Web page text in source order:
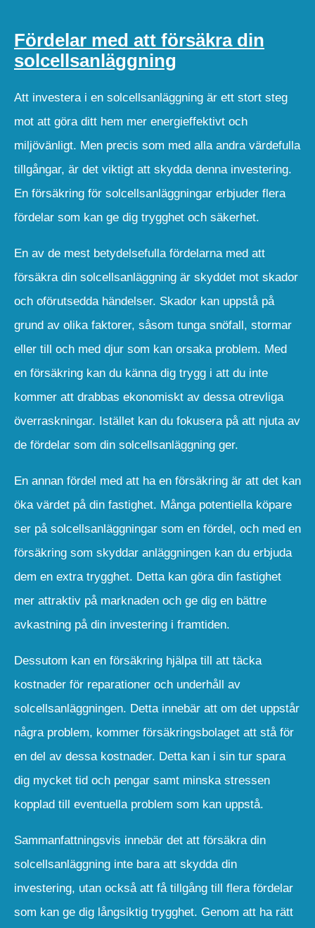
Fördelar med att försäkra din
solcellsanläggning
Att investera i en solcellsanläggning är ett stort steg
mot att göra ditt hem mer energieffektivt och
miljövänligt. Men precis som med alla andra värdefulla
tillgångar, är det viktigt att skydda denna investering.
En försäkring för solcellsanläggningar erbjuder flera
fördelar som kan ge dig trygghet och säkerhet.
En av de mest betydelsefulla fördelarna med att
försäkra din solcellsanläggning är skyddet mot skador
och oförutsedda händelser. Skador kan uppstå på
grund av olika faktorer, såsom tunga snöfall, stormar
eller till och med djur som kan orsaka problem. Med
en försäkring kan du känna dig trygg i att du inte
kommer att drabbas ekonomiskt av dessa otrevliga
överraskningar. Istället kan du fokusera på att njuta av
de fördelar som din solcellsanläggning ger.
En annan fördel med att ha en försäkring är att det kan
öka värdet på din fastighet. Många potentiella köpare
ser på solcellsanläggningar som en fördel, och med en
försäkring som skyddar anläggningen kan du erbjuda
dem en extra trygghet. Detta kan göra din fastighet
mer attraktiv på marknaden och ge dig en bättre
avkastning på din investering i framtiden.
Dessutom kan en försäkring hjälpa till att täcka
kostnader för reparationer och underhåll av
solcellsanläggningen. Detta innebär att om det uppstår
några problem, kommer försäkringsbolaget att stå för
en del av dessa kostnader. Detta kan i sin tur spara
dig mycket tid och pengar samt minska stressen
kopplad till eventuella problem som kan uppstå.
Sammanfattningsvis innebär det att försäkra din
solcellsanläggning inte bara att skydda din
investering, utan också att få tillgång till flera fördelar
som kan ge dig långsiktig trygghet. Genom att ha rätt